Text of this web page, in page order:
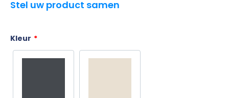
Stel uw product samen
*
Kleur